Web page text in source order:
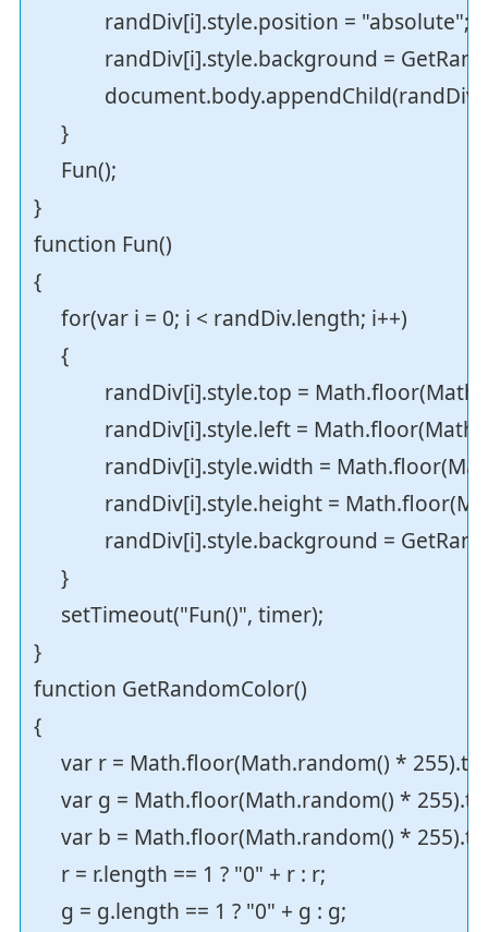
randDiv[i].style.position =
randDiv[i].style.background =
}
Fun();
}
function Fun()
{
for(var i = 0; i < randDiv.length; i++)
{
randDiv[i].style.top =
randDiv[i].style.left =
randDiv[i].style.width =
randDiv[i].style.height =
randDiv[i].style.background =
}
setTimeout("Fun()", timer);
}
function GetRandomColor()
{
var r = Math.floor(Math.random() *
var g = Math.floor(Math.random() *
var b = Math.floor(Math.random() *
r = r.length == 1 ? "0" + r : r;
g = g.length == 1 ? "0" + g : g;